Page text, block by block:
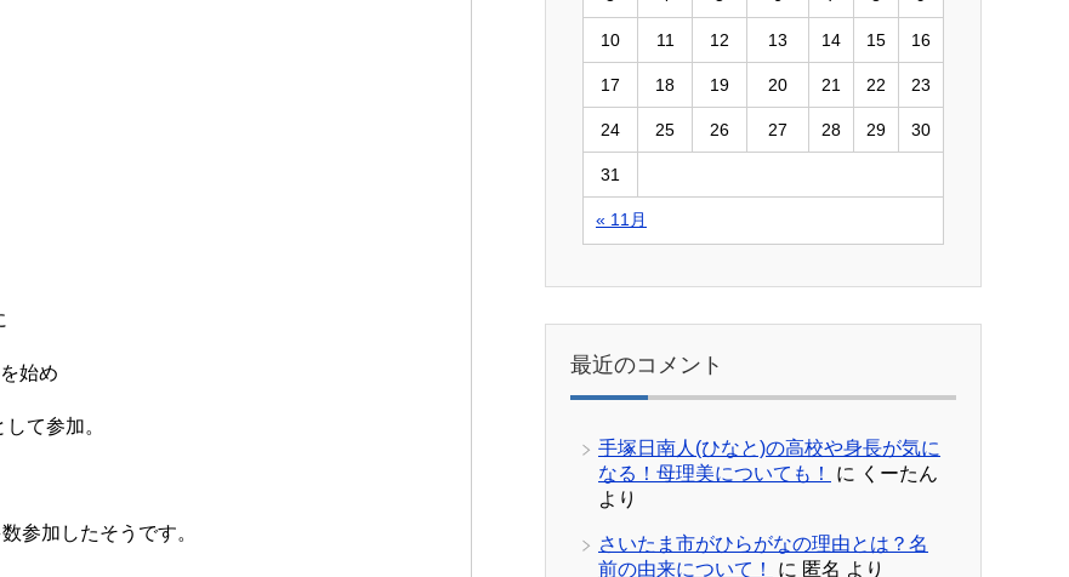
始め
して参加。
参加したそうです。
« 11月
10 11 12 13 14 15 16
17 18 19 20 21 22 23
24 25 26 27 28 29 30
31
最近のコメント
手塚日南人(ひなと)の高校や身長が気に
なる！母理美についても！
に くーたん
より
さいたま市がひらがなの理由とは？名
前の由来について！
に 匿名 より